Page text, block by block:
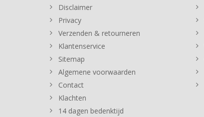
Disclaimer
Privacy
Verzenden & retourneren
Klantenservice
Sitemap
Algemene voorwaarden
Contact
Klachten
14 dagen bedenktijd